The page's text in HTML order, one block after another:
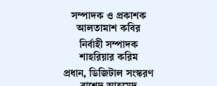
সম্পাদক ও প্রকাশক
আলতামাশ কবির
নির্বাহী সম্পাদক
শাহরিয়ার করিম
প্রধান, ডিজিটাল সংস্করণ